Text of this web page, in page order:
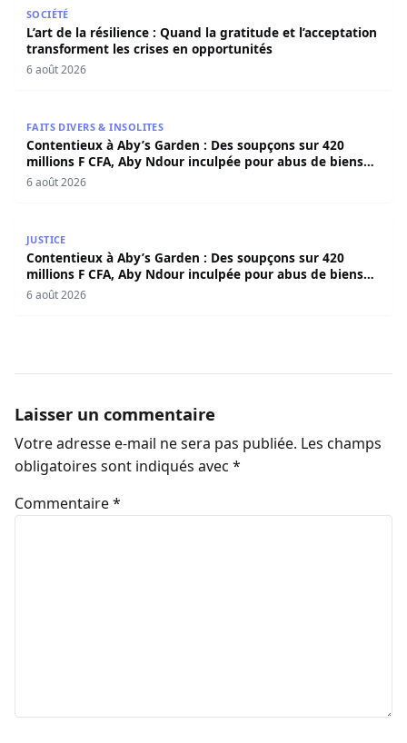
SOCIÉTÉ
L’art de la résilience : Quand la gratitude et l’acceptation
transforment les crises en opportunités
6 août 2026
FAITS DIVERS & INSOLITES
Contentieux à Aby’s Garden : Des soupçons sur 420
millions F CFA, Aby Ndour inculpée pour abus de biens
sociaux
6 août 2026
JUSTICE
Contentieux à Aby’s Garden : Des soupçons sur 420
millions F CFA, Aby Ndour inculpée pour abus de biens
sociaux
6 août 2026
Laisser un commentaire
Votre adresse e-mail ne sera pas publiée. Les champs
obligatoires sont indiqués avec *
Commentaire*